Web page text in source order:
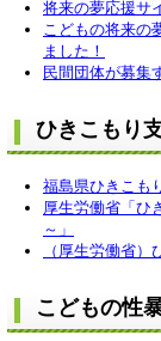
将来の夢応援サ
こどもの将来の
ました！
民間団体が募集
ひきこもり
福島県ひきこも
厚生労働省「ひ
～」
（厚生労働省
こどもの性